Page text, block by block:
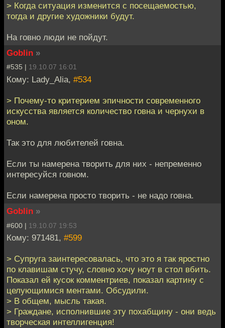
> Когда ситуация изменится с посещаемостью,
тогда и другие художники будут.
На говно люди не пойдут.
Goblin »
#535 | 19.10.07 16:01
Кому: Lady_Alia, #534
> Почему-то критерием эпичности современного
искусства является количество говна и чернухи в
оном.
Так это для любителей говна.
Если ты намерена творить для них - непременно
интересуйся говном.
Если намерена просто творить - не надо говна.
Goblin »
#600 | 19.10.07 19:53
Кому: 971481, #599
> Супруга заинтересовалась, что это я так яростно
по клавишам стучу, словно хочу ноут в стол вбить.
Показал ей кусок комментриев, показал картину с
целующимися ментами. Обсудили.
> В общем, мысль такая.
> Граждане, исполнившие эту похабщину - они ведь
творческая интеллигенция!